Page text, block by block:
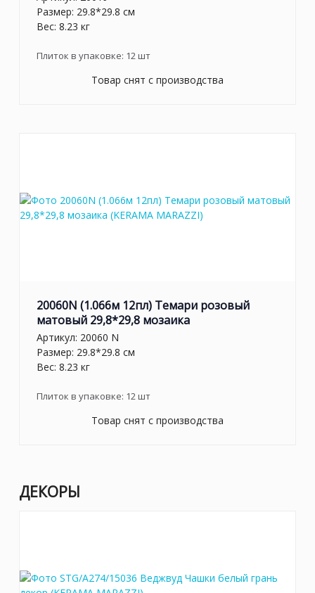
Размер: 29.8*29.8 см
Вес: 8.23 кг
Плиток в упаковке: 12шт
Товар снят с производства
20060N (1.066м 12пл) Темари розовый
матовый 29,8*29,8 мозаика
Артикул: 20060 N
Размер: 29.8*29.8 см
Вес: 8.23 кг
Плиток в упаковке: 12шт
Товар снят с производства
ДЕКОРЫ